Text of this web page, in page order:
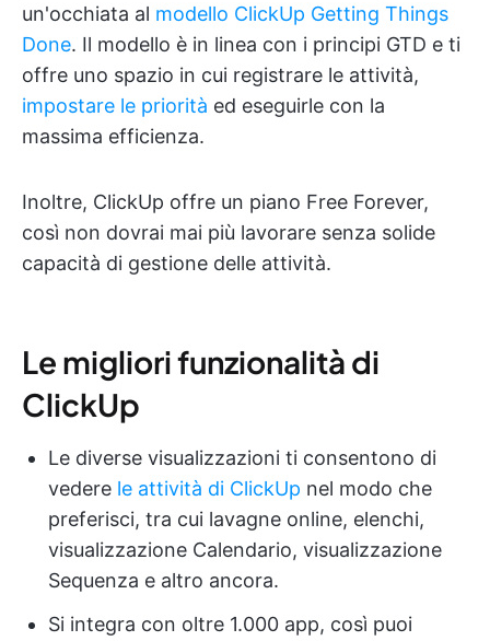
un'occhiata al modello ClickUp Getting Things
Done. Il modello è in linea con i principi GTD e ti
offre uno spazio in cui registrare le attività,
impostare le priorità ed eseguirle con la
massima efficienza.
Inoltre, ClickUp offre un piano Free Forever,
così non dovrai mai più lavorare senza solide
capacità di gestione delle attività.
Le migliori funzionalità di
ClickUp
Le diverse visualizzazioni ti consentono di
vedere le attività di ClickUp nel modo che
preferisci, tra cui lavagne online, elenchi,
visualizzazione Calendario, visualizzazione
Sequenza e altro ancora.
Si integra con oltre 1.000 app, così puoi